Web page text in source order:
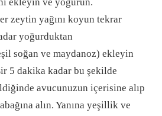
zeytin yağını koyun tekrar
yoğurduktan
soğan ve maydanoz) ekleyin
5 dakika kadar bu şekilde
avucunuzun içerisine alıp
alın. Yanına yeşillik ve